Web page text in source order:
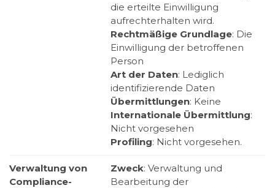
die erteilte Einwilligung
aufrechterhalten wird.
Rechtmäßige Grundlage: Die
Einwilligung der betroffenen
Person
Art der Daten: Lediglich
identifizierende Daten
Übermittlungen: Keine
Internationale Übermittlung:
Nicht vorgesehen
Profiling: Nicht vorgesehen.
Verwaltung von
Compliance-
Zweck: Verwaltung und
Bearbeitung der